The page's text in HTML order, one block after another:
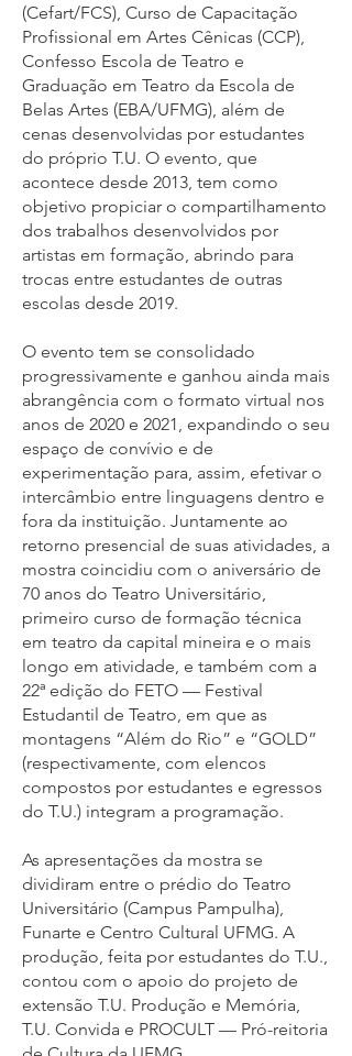
(Cefart/FCS), Curso de Capacitação
Profissional em Artes Cênicas (CCP),
Confesso Escola de Teatro e
Graduação em Teatro da Escola de
Belas Artes (EBA/UFMG), além de
cenas desenvolvidas por estudantes
do próprio T.U. O evento, que
acontece desde 2013, tem como
objetivo propiciar o compartilhamento
dos trabalhos desenvolvidos por
artistas em formação, abrindo para
trocas entre estudantes de outras
escolas desde 2019.
O evento tem se consolidado
progressivamente e ganhou ainda mais
abrangência com o formato virtual nos
anos de 2020 e 2021, expandindo o seu
espaço de convívio e de
experimentação para, assim, efetivar o
intercâmbio entre linguagens dentro e
fora da instituição. Juntamente ao
retorno presencial de suas atividades, a
mostra coincidiu com o aniversário de
70 anos do Teatro Universitário,
primeiro curso de formação técnica
em teatro da capital mineira e o mais
longo em atividade, e também com a
22ª edição do FETO — Festival
Estudantil de Teatro, em que as
montagens “Além do Rio” e “GOLD”
(respectivamente, com elencos
compostos por estudantes e egressos
do T.U.) integram a programação.
As apresentações da mostra se
dividiram entre o prédio do Teatro
Universitário (Campus Pampulha),
Funarte e Centro Cultural UFMG. A
produção, feita por estudantes do T.U.,
contou com o apoio do projeto de
extensão T.U. Produção e Memória,
T.U. Convida e PROCULT — Pró-reitoria